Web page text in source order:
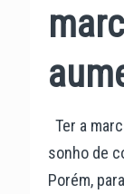
Ter a
sonho de
Porém,